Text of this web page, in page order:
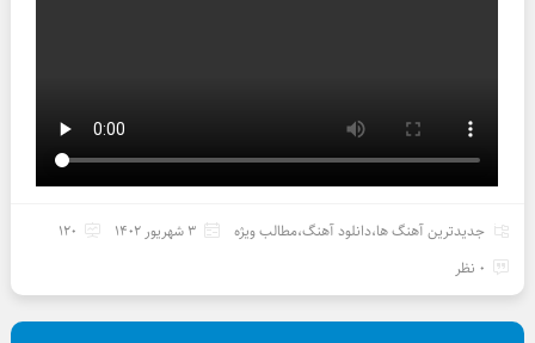
جدیدترین آهنگ ها،دانلود آهنگ،مطالب ویژه 3 شهریور 1402
120
0 نظر